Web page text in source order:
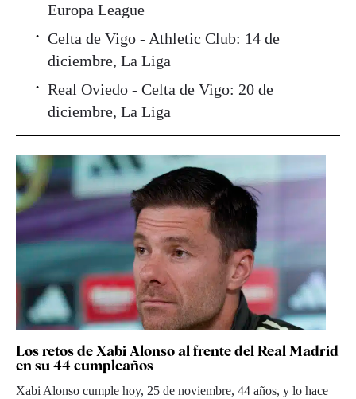
Europa League
Celta de Vigo - Athletic Club: 14 de
diciembre, La Liga
Real Oviedo - Celta de Vigo: 20 de
diciembre, La Liga
Los retos de Xabi Alonso al frente del Real Madrid
en su 44 cumpleaños
Xabi Alonso cumple hoy, 25 de noviembre, 44 años, y lo hace